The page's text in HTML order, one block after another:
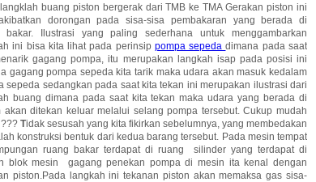
buang piston bergerak dari TMB ke TMA Gerakan piston ini
dorongan pada sisa-sisa pembakaran yang berada di
bakar. Ilustrasi yang paling sederhana untuk menggambarkan
ini bisa kita lihat pada perinsip pompa sepedadimana pada saat
gagang pompa, itu merupakan langkah isap pada posisi ini
gagang pompa sepeda kita tarik maka udara akan masuk kedalam
sepeda sedangkan pada saat kita tekan ini merupakan ilustrasi dari
buang dimana pada saat kita tekan maka udara yang berada di
akan ditekan keluar melalui selang pompa tersebut. Cukup mudah
Tidak sesusah yang kita fikirkan sebelumnya, yang membedakan
konstruksi bentuk dari kedua barang tersebut. Pada mesin tempat
ruang bakar terdapat di ruang silinder yang terdapat di
blok mesin gagang penekan pompa di mesin ita kenal dengan
piston.Pada langkah ini tekanan piston akan memaksa gas sisa-